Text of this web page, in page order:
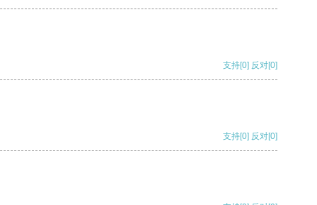
支持[0] 反对[0]
支持[0] 反对[0]